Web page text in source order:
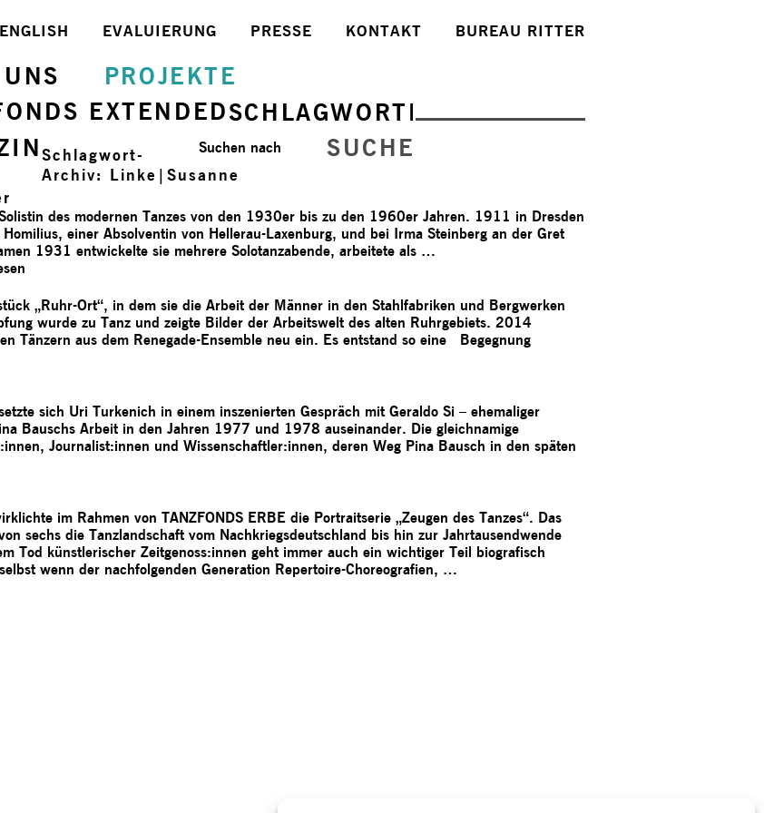
BUREAU RITTER
KONTAKT
PRESSE
EVALUIERUNG
ENGLISH
PROJEKTE
EXTENDEDSCHLAGWORTE
SUCHE
Suchen nach
Schlagwort-
Archiv: Linke|Susanne
des modernen Tanzes von den 1930er bis zu den 1960er Jahren. 1911 in Dresden
einer Absolventin von Hellerau-Laxenburg, und bei Irma Steinberg an der Gret
1931 entwickelte sie mehrere Solotanzabende, arbeitete als …
„Ruhr-Ort“, in dem sie die Arbeit der Männer in den Stahlfabriken und Bergwerken
wurde zu Tanz und zeigte Bilder der Arbeitswelt des alten Ruhrgebiets. 2014
Tänzern aus dem Renegade-Ensemble neu ein. Es entstand so eine Begegnung
sich Uri Turkenich in einem inszenierten Gespräch mit Geraldo Si – ehemaliger
Bauschs Arbeit in den Jahren 1977 und 1978 auseinander. Die gleichnamige
Journalist:innen und Wissenschaftler:innen, deren Weg Pina Bausch in den späten
im Rahmen von TANZFONDS ERBE die Portraitserie „Zeugen des Tanzes“. Das
sechs die Tanzlandschaft vom Nachkriegsdeutschland bis hin zur Jahrtausendwende
Tod künstlerischer Zeitgenoss:innen geht immer auch ein wichtiger Teil biografisch
wenn der nachfolgenden Generation Repertoire-Choreografien, …